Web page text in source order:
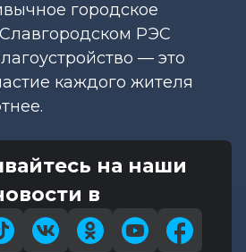
городское
РЭС
— это
каждого жителя
на наши
в